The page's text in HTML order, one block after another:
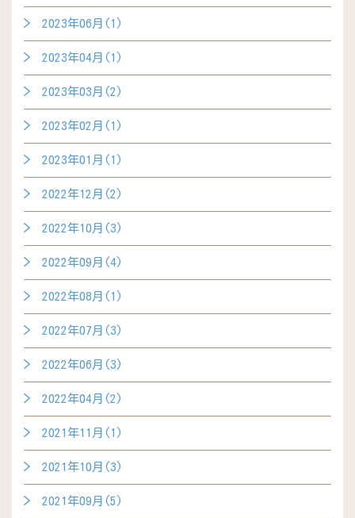
2023年06月(1)
2023年04月(1)
2023年03月(2)
2023年02月(1)
2023年01月(1)
2022年12月(2)
2022年10月(3)
2022年09月(4)
2022年08月(1)
2022年07月(3)
2022年06月(3)
2022年04月(2)
2021年11月(1)
2021年10月(3)
2021年09月(5)